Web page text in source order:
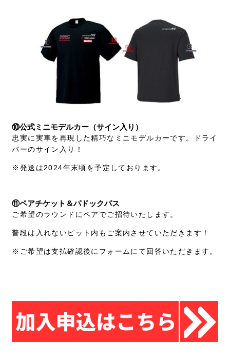
⑩公式ミニモデルカー（サイン入り）
忠実に実車を再現した精巧なミニモデルカーです。ドライ
バーのサイン入り！
※発送は2024年末頃を予定しております。
⑪ペアチケット＆パドックパス
ご希望のラウンドにペアでご招待いたします。
普段は入れないピット内もご案内させていただきます！
※ご希望は支払確認後にフォームにて回答いただきます。